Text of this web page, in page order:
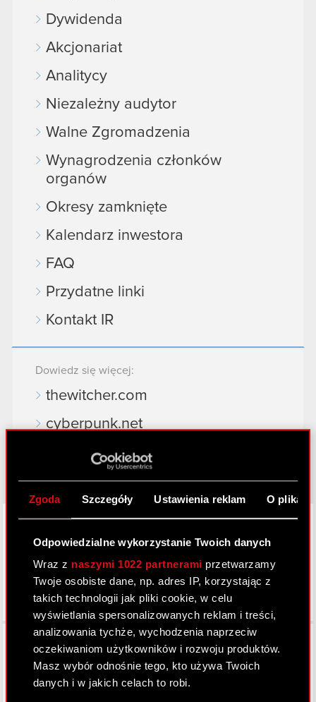
Zgoda Szczegóły Ustawienia reklam O
Odpowiedzialne wykorzystanie Twoich danych
Wraz z naszymi 1022 partnerami przetwarzamy
Twoje osobiste dane, np. adres IP, korzystając z
takich technologii jak pliki cookie, w celu
wyświetlania spersonalizowanych reklam i treści,
analizowania tychże, wychodzenia naprzeciw
oczekiwaniom użytkowników i rozwoju produktów.
Masz wybór odnośnie tego, kto używa Twoich
danych i w jakich celach to robi.
Dywidenda
Akcjonariat
Analitycy
Niezależny audytor
Walne Zgromadzenia
Wynagrodzenia członków
organów
Okresy zamknięte
Kalendarz inwestora
FAQ
Przydatne linki
Kontakt IR
Dowiedz się więcej:
thewitcher.com
cyberpunk.net
gear.cdprojektred.com
LinkedIn
Facebook